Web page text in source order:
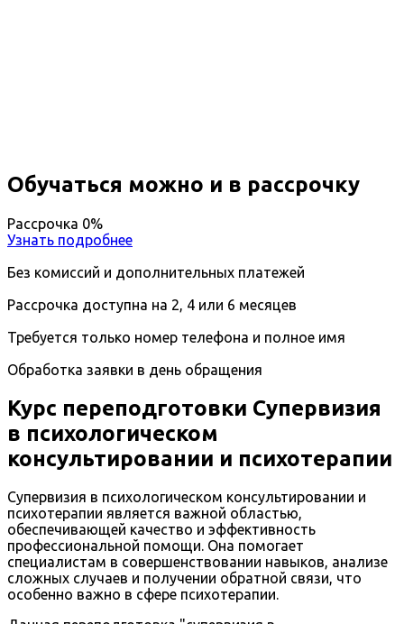
Обучаться можно и в рассрочку
Рассрочка 0%
Узнать подробнее
Без комиссий и дополнительных платежей
Рассрочка доступна на 2, 4 или 6 месяцев
Требуется только номер телефона и полное имя
Обработка заявки в день обращения
Курс переподготовки Супервизия
в психологическом
консультировании и психотерапии
Супервизия в психологическом консультировании и
психотерапии является важной областью,
обеспечивающей качество и эффективность
профессиональной помощи. Она помогает
специалистам в совершенствовании навыков, анализе
сложных случаев и получении обратной связи, что
особенно важно в сфере психотерапии.